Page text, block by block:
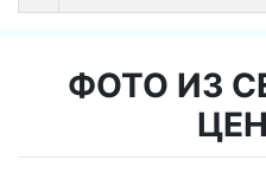
ФОТО ИЗ